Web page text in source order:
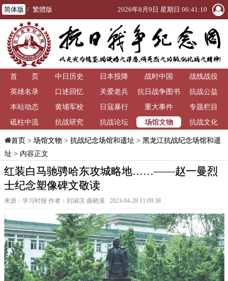
简体版 / 繁體版 2026年8月9日 星期日 06:41:11
首 页 中日历史 日本投降 战时中国
战线战役
英雄名录
口述回忆 关爱老兵
抗日战争图书
馆
抗战公益
本站动态
黄埔军校 日寇暴行 重大事件
专题栏目
砥柱中流
抗战研究 抗战论坛 场馆文物 抗战文化
首页> 场馆文物 > 抗战纪念场馆和遗址 > 黑龙江抗战纪念场馆和遗
址 > 内容正文
红装白马驰骋哈东攻城略地……——赵一曼烈
士纪念塑像碑文敬读
来源：学习时报 作者：刘淑滨 曲晓溪 2023-04-28 11:09:38